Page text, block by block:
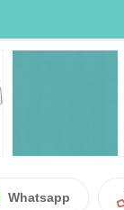
Whatsapp